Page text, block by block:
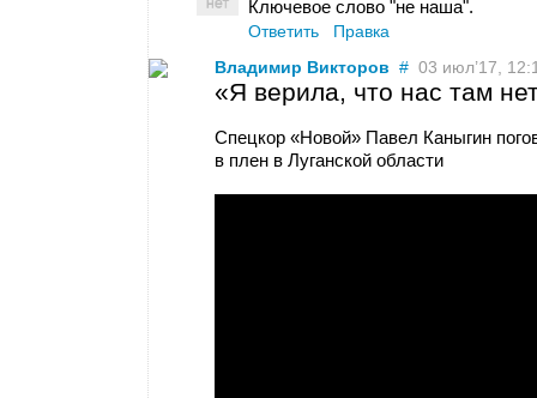
Ключевое слово "не наша".
Ответить
Правка
Владимир Викторов # 03 июл’17,
«Я верила, что нас там
Спецкор «Новой» Павел Каныгин
в плен в Луганской области